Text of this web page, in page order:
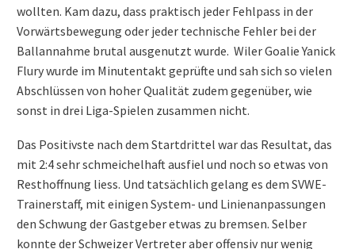
wollten. Kam dazu, dass praktisch jeder Fehlpass in der
Vorwärtsbewegung oder jeder technische Fehler bei der
Ballannahme brutal ausgenutzt wurde. Wiler Goalie Yanick
Flury wurde im Minutentakt geprüfte und sah sich so vielen
Abschlüssen von hoher Qualität zudem gegenüber, wie
sonst in drei Liga-Spielen zusammen nicht.
Das Positivste nach dem Startdrittel war das Resultat, das
mit 2:4 sehr schmeichelhaft ausfiel und noch so etwas von
Resthoffnung liess. Und tatsächlich gelang es dem SVWE-
Trainerstaff, mit einigen System- und Linienanpassungen
den Schwung der Gastgeber etwas zu bremsen. Selber
konnte der Schweizer Vertreter aber offensiv nur wenig